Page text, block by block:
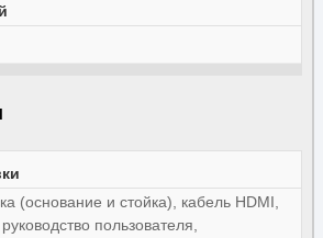
(основание и стойка), кабель HDMI,
пользователя,